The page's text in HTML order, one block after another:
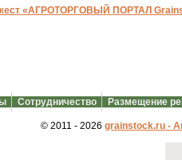
«АГРОТОРГОВЫЙ ПОРТАЛ
Сотрудничество Размещение
© 2011 - 2026 grainstock.ru -